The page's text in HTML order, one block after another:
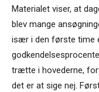
Materialet viser, at
blev mange
især i den første time
trætte i hovederne,
det er at sige nej.